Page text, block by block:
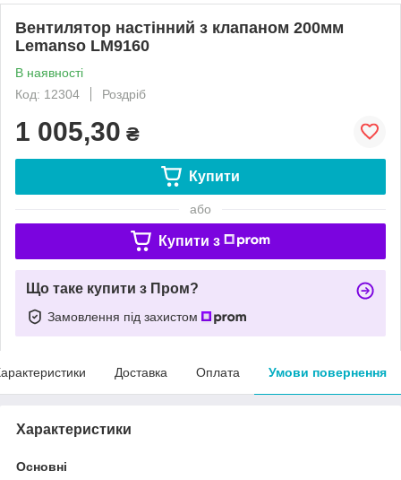
Вентилятор настінний з клапаном 200мм
Lemanso LM9160
В наявності
Код: 12304
Роздріб
1 005,30 ₴
Купити
або
Купити з
Що таке купити з Пром?
Замовлення під захистом
Доставка Оплата Умови повернення
Характеристики
Основні